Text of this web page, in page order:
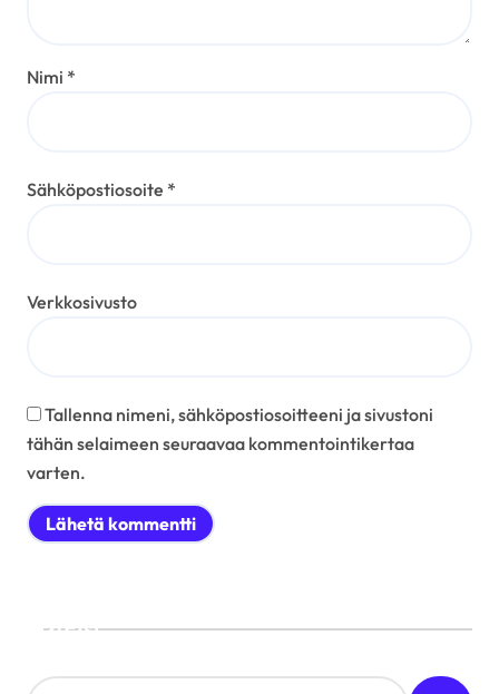
Nimi *
Sähköpostiosoite *
Verkkosivusto
Tallenna nimeni, sähköpostiosoitteeni ja sivustoni
tähän selaimeen seuraavaa kommentointikertaa
varten.
Etsi